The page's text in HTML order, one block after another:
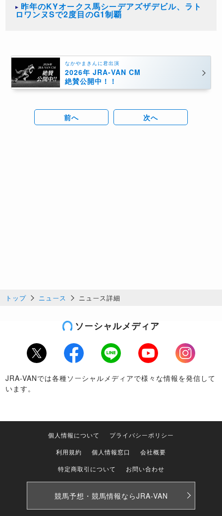
昨年のKYオークス馬シーデアズザデビル、ラト
ロワンヌSで2度目のG1制覇
なかやまきんに君出演
2026年 JRA-VAN CM
絶賛公開中！！
前へ 次へ
トップ ニュース ニュース詳細
ソーシャルメディア
Twitter Facebook LINE Youtube
Instagram
JRA-VANでは各種ソーシャルメディアで様々な情報を発信して
います。
個人情報について
プライバシーポリシー
利用規約
個人情報窓口
会社概要
特定商取引について
お問い合わせ
競馬予想・競馬情報ならJRA-VAN